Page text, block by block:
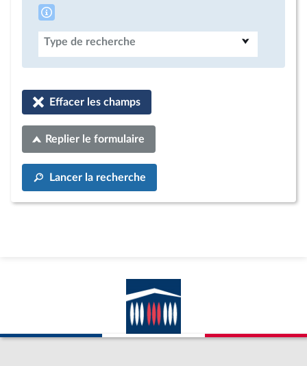
Type de recherche
Effacer les champs
Replier le formulaire
Lancer la recherche